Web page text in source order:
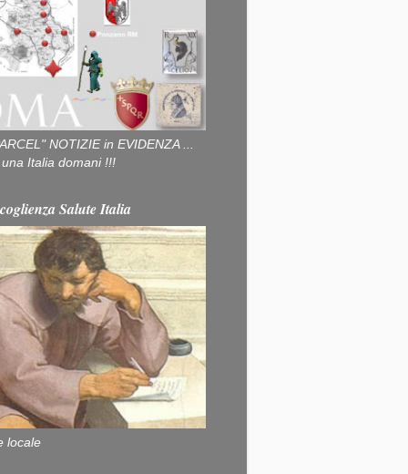
NOTIZIE in EVIDENZA ...
Italia domani !!!
Salute Italia
locale